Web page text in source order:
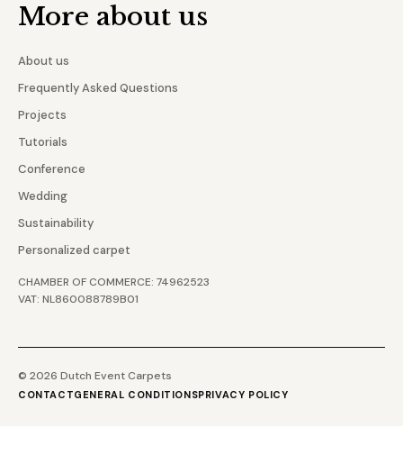
More about us
About us
Frequently Asked Questions
Projects
Tutorials
Conference
Wedding
Sustainability
Personalized carpet
CHAMBER OF COMMERCE: 74962523
VAT: NL860088789B01
© 2026 Dutch Event Carpets
CONTACTGENERAL CONDITIONSPRIVACY POLICY